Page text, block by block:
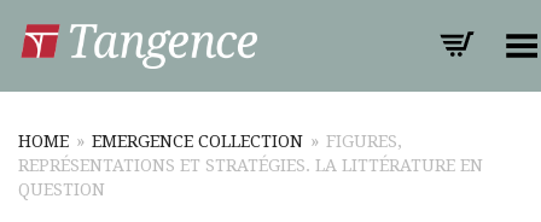
Toggle Menu
HOME » EMERGENCE COLLECTION » FIGURES,
REPRÉSENTATIONS ET STRATÉGIES. LA LITTÉRATURE EN
QUESTION